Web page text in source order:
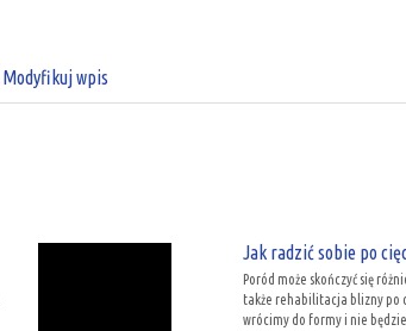
Modyfikuj wpis
Jak radzić sobie po
Poród może skończyć się
także rehabilitacja blizny po
wrócimy do formy i nie